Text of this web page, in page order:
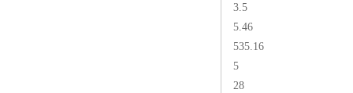
3.5
5.46
535.16
5
28